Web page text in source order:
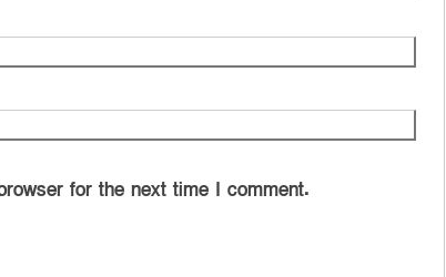
for the next time I comment.